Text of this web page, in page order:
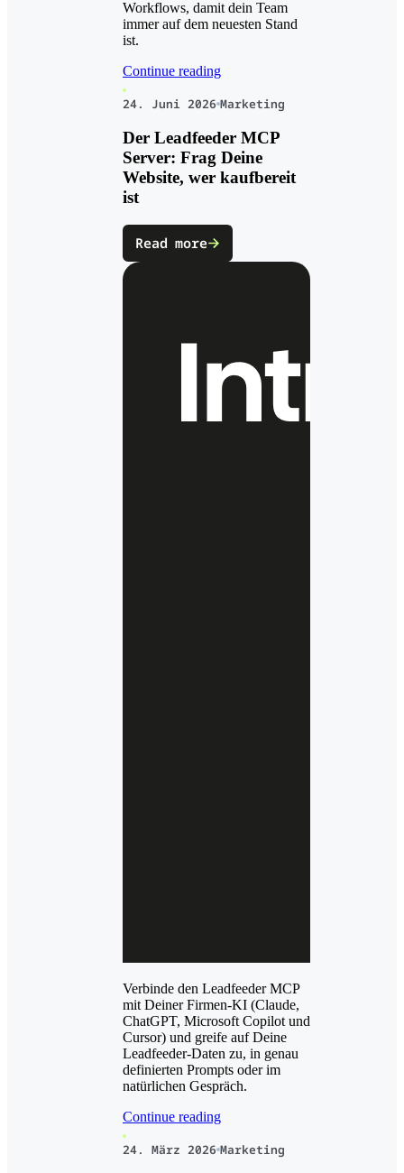
Workflows, damit dein Team
immer auf dem neuesten Stand
ist.
Continue reading
24. Juni 2026 Marketing
Der Leadfeeder MCP
Server: Frag Deine
Website, wer kaufbereit
ist
Read more
Verbinde den Leadfeeder MCP
mit Deiner Firmen-KI (Claude,
ChatGPT, Microsoft Copilot und
Cursor) und greife auf Deine
Leadfeeder-Daten zu, in genau
definierten Prompts oder im
natürlichen Gespräch.
Continue reading
24. März 2026 Marketing